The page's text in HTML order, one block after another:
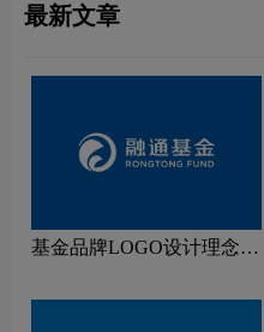
最新文章
基金品牌LOGO设计理念解